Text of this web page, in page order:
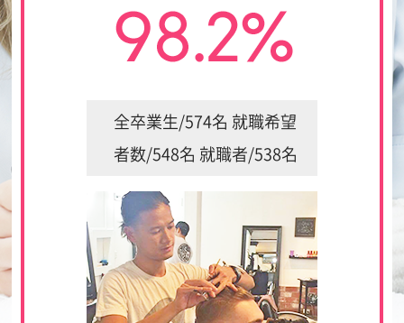
全卒業生/574名 就職希望
者数/548名 就職者/538名